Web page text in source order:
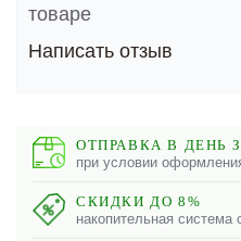
товаре
Написать отзыв
ОТПРАВКА В ДЕНЬ
при условии
СКИДКИ ДО 8%
накопительная система